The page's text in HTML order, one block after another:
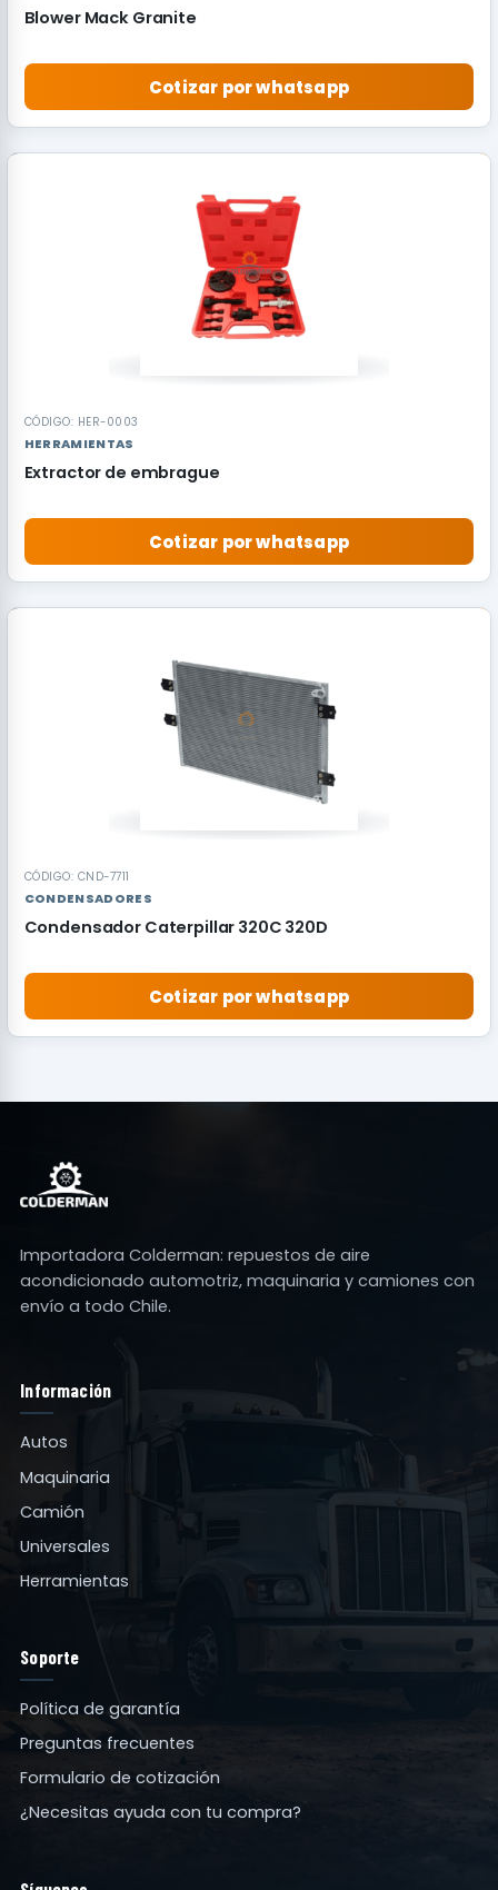
Blower Mack Granite
Cotizar por whatsapp
CÓDIGO: HER-0003
HERRAMIENTAS
Extractor de embrague
Cotizar por whatsapp
CÓDIGO: CND-7711
CONDENSADORES
Condensador Caterpillar 320C 320D
Cotizar por whatsapp
Importadora Colderman: repuestos de aire
acondicionado automotriz, maquinaria y camiones con
envío a todo Chile.
Información
Autos
Maquinaria
Camión
Universales
Herramientas
Soporte
Política de garantía
Preguntas frecuentes
Formulario de cotización
¿Necesitas ayuda con tu compra?